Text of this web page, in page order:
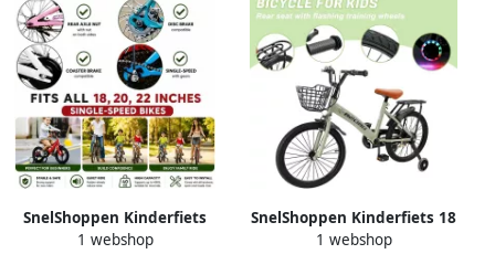
tot 5 Jaar 12 Inch Verstel
SnelShoppen Kinderfiets
Steunwielen van
1 webshop
SnelShoppen Kinderfiets 18
inch Hoogwaardig
1 webshop